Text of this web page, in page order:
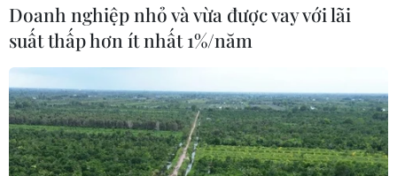
Doanh nghiệp nhỏ và vừa được vay với lãi
suất thấp hơn ít nhất 1%/năm